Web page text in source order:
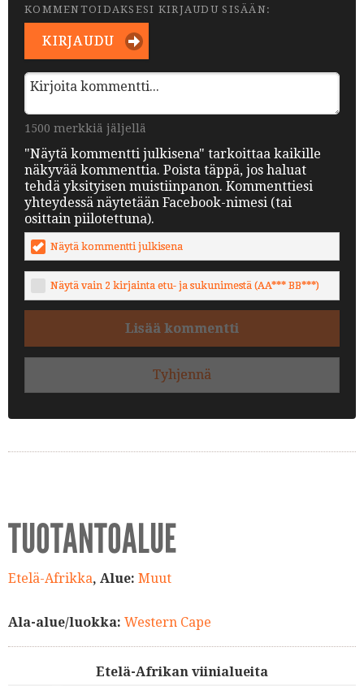
KOMMENTOIDAKSESI KIRJAUDU SISÄÄN:
KIRJAUDU
1500 merkkiä jäljellä
"Näytä kommentti julkisena" tarkoittaa kaikille
näkyvää kommenttia. Poista täppä, jos haluat
tehdä yksityisen muistiinpanon. Kommenttiesi
yhteydessä näytetään Facebook-nimesi (tai
osittain piilotettuna).
Näytä kommentti julkisena
Näytä vain 2 kirjainta etu- ja sukunimestä (AA*** BB***)
Lisää kommentti
Tyhjennä
TUOTANTOALUE
Etelä-Afrikka, Alue: Muut
Ala-alue/luokka: Western Cape
Etelä-Afrikan viinialueita